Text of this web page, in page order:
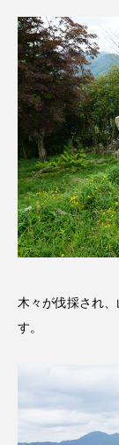
もんがきとし
やよい幼稚園
ゆりのき台中
わたしらしく
わたなべあや
アカデミック
アナ・レナス
アメリカ
木々が伐採され
す。